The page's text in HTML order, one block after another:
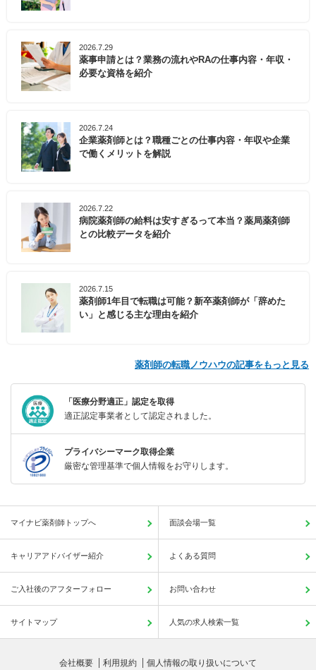
2026.7.29
薬事申請とは？業務の流れやRAの仕事内容・年収・
必要な資格を紹介
2026.7.24
企業薬剤師とは？職種ごとの仕事内容・年収や企業
で働くメリットを解説
2026.7.22
病院薬剤師の給料は安すぎるって本当？薬局薬剤師
との比較データを紹介
2026.7.15
薬剤師1年目で転職は可能？新卒薬剤師が「辞めた
い」と感じる主な理由を紹介
薬剤師の転職ノウハウの記事をもっと見る
「医療分野適正」認定を取得
適正認定事業者として認定されました。
プライバシーマーク取得企業
厳密な管理基準で個人情報をお守りします。
マイナビ薬剤師トップへ 面談会場一覧
キャリアアドバイザー紹介 よくある質問
ご入社後のアフターフォロー お問い合わせ
サイトマップ 人気の求人検索一覧
会社概要 利用規約 個人情報の取り扱いについて